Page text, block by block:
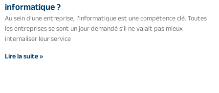
informatique ?
Au sein d’une entreprise, l’informatique est une compétence clé. Toutes
les entreprises se sont un jour demandé s’il ne valait pas mieux
internaliser leur service
Lire la suite »